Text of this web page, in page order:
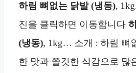
하림 뼈없는 닭발 (냉동),
진을 클릭하면 이동합니다
(냉동), 1kg… 소개 : 하림 뼈
한 맛과 쫄깃한 식감으로 많